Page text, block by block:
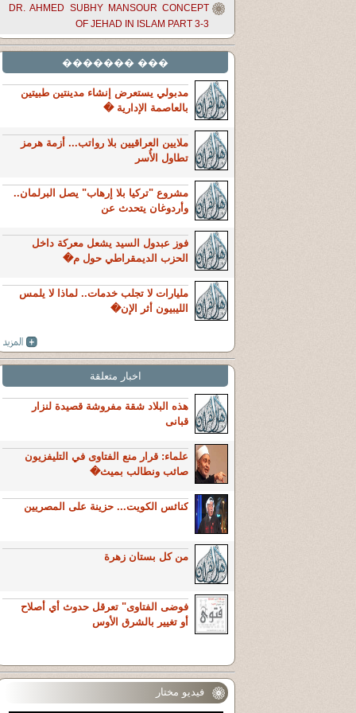
DR. AHMED SUBHY MANSOUR CONCEPT
OF JEHAD IN ISLAM PART 3-3
��� �������
مدبولي يستعرض إنشاء مدينتين طبيتين
بالعاصمة الإدارية �
ملايين العراقيين بلا رواتب... أزمة هرمز
تطاول الأُسر
مشروع "تركيا بلا إرهاب" يصل البرلمان..
وأردوغان يتحدث عن
فوز عبدول السيد يشعل معركة داخل
الحزب الديمقراطي حول م�
مليارات لا تجلب خدمات.. لماذا لا يلمس
الليبيون أثر الإن�
اخبار متعلقة
هذه البلاد شقة مفروشة قصيدة لنزار
قبانى
علماء: قرار منع الفتاوى في التليفزيون
صائب ونطالب بميث�
كنائس الكويت... حزينة على المصريين
من كل بستان زهرة
فوضى الفتاوى" تعرقل حدوث أي أصلاح
أو تغيير بالشرق الأوس
فيديو مختار